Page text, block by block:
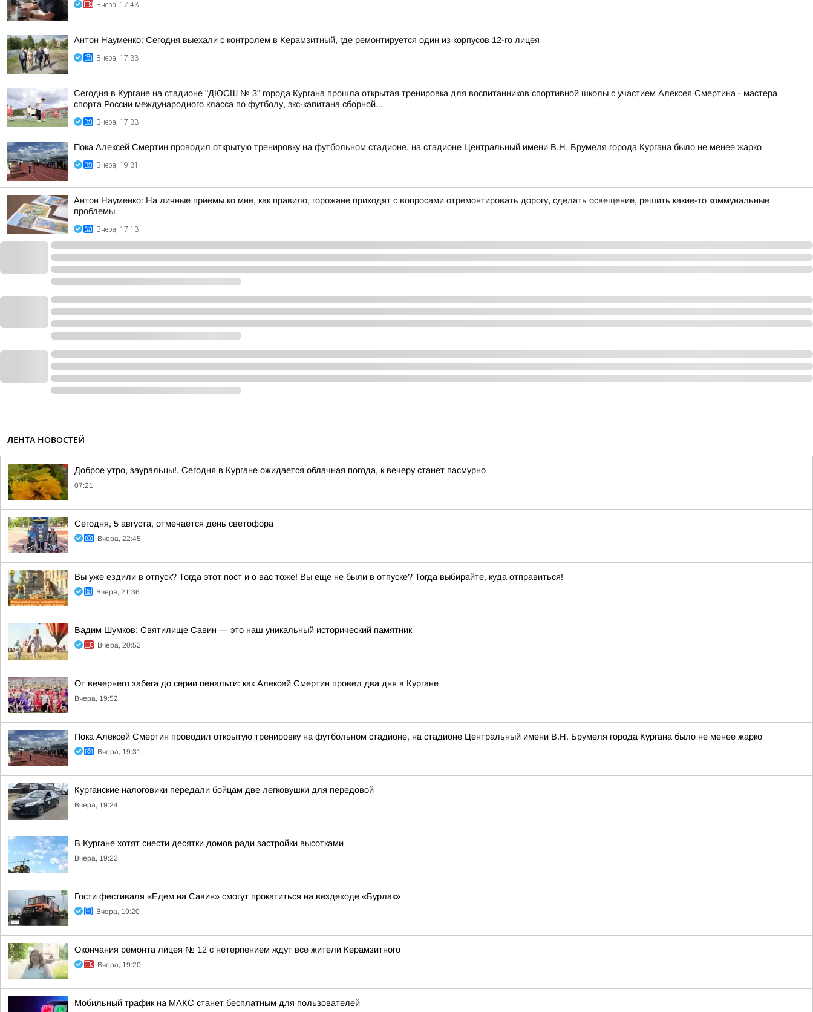
Вчера, 17:43
Антон Науменко: Сегодня выехали с контролем в Керамзитный, где ремонтируется один из корпусов 12-го лицея
Вчера, 17:33
Сегодня в Кургане на стадионе "ДЮСШ № 3" города Кургана прошла открытая тренировка для воспитанников спортивной школы с участием Алексея Смертина - мастера
спорта России международного класса по футболу, экс-капитана сборной...
Вчера, 17:33
Пока Алексей Смертин проводил открытую тренировку на футбольном стадионе, на стадионе Центральный имени В.Н. Брумеля города Кургана было не менее жарко
Вчера, 19:31
Антон Науменко: На личные приемы ко мне, как правило, горожане приходят с вопросами отремонтировать дорогу, сделать освещение, решить какие-то коммунальные
проблемы
Вчера, 17:13
ЛЕНТА НОВОСТЕЙ
Доброе утро, зауральцы!. Сегодня в Кургане ожидается облачная погода, к вечеру станет пасмурно
07:21
Сегодня, 5 августа, отмечается день светофора
Вчера, 22:45
Вы уже ездили в отпуск? Тогда этот пост и о вас тоже! Вы ещё не были в отпуске? Тогда выбирайте, куда отправиться!
Вчера, 21:36
Вадим Шумков: Святилище Савин — это наш уникальный исторический памятник
Вчера, 20:52
От вечернего забега до серии пенальти: как Алексей Смертин провел два дня в Кургане
Вчера, 19:52
Пока Алексей Смертин проводил открытую тренировку на футбольном стадионе, на стадионе Центральный имени В.Н. Брумеля города Кургана было не менее жарко
Вчера, 19:31
Курганские налоговики передали бойцам две легковушки для передовой
Вчера, 19:24
В Кургане хотят снести десятки домов ради застройки высотками
Вчера, 19:22
Гости фестиваля «Едем на Савин» смогут прокатиться на вездеходе «Бурлак»
Вчера, 19:20
Окончания ремонта лицея № 12 с нетерпением ждут все жители Керамзитного
Вчера, 19:20
Мобильный трафик на МАКС станет бесплатным для пользователей